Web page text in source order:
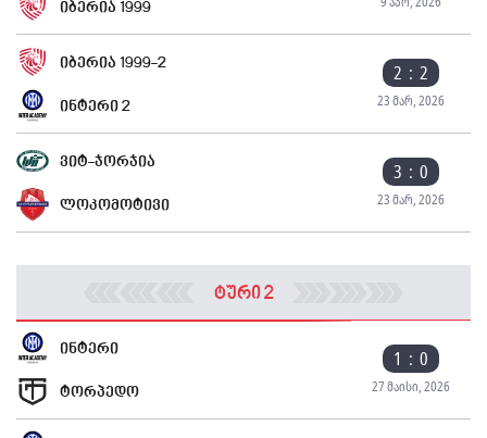
იბერია 1999
იბერია 1999-2 2 : 2
23 მარ, 2026
ინტერი 2
ვიტ-ჯორჯია 3 : 0
23 მარ, 2026
ლოკომოტივი
ტური 2
ინტერი 1 : 0
27 მაისი, 2026
ტორპედო